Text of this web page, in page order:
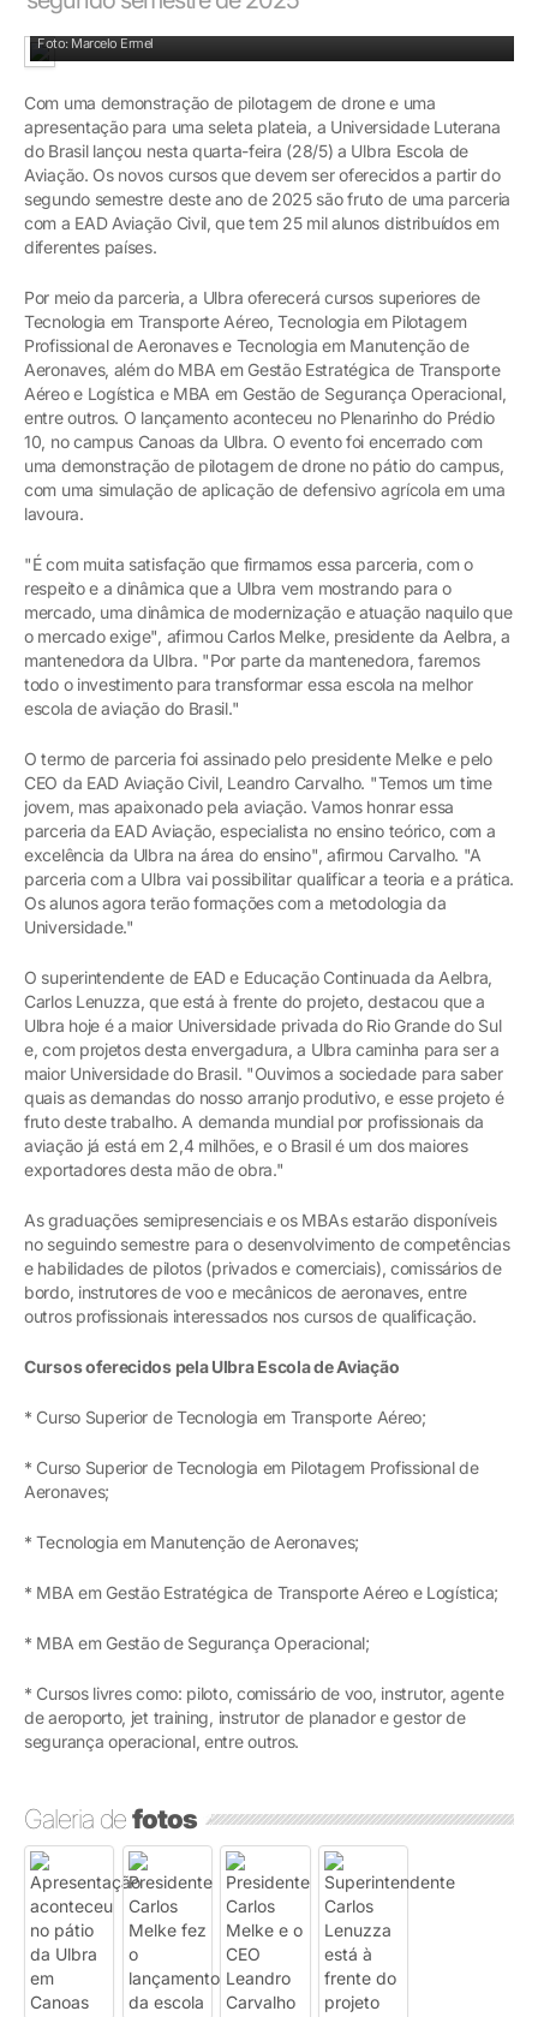
Foto: Marcelo Ermel
Com uma demonstração de pilotagem de drone e uma
apresentação para uma seleta plateia, a Universidade Luterana
do Brasil lançou nesta quarta-feira (28/5) a Ulbra Escola de
Aviação. Os novos cursos que devem ser oferecidos a partir do
segundo semestre deste ano de 2025 são fruto de uma parceria
com a EAD Aviação Civil, que tem 25 mil alunos distribuídos em
diferentes países.
Por meio da parceria, a Ulbra oferecerá cursos superiores de
Tecnologia em Transporte Aéreo, Tecnologia em Pilotagem
Profissional de Aeronaves e Tecnologia em Manutenção de
Aeronaves, além do MBA em Gestão Estratégica de Transporte
Aéreo e Logística e MBA em Gestão de Segurança Operacional,
entre outros. O lançamento aconteceu no Plenarinho do Prédio
10, no campus Canoas da Ulbra. O evento foi encerrado com
uma demonstração de pilotagem de drone no pátio do campus,
com uma simulação de aplicação de defensivo agrícola em uma
lavoura.
"É com muita satisfação que firmamos essa parceria, com o
respeito e a dinâmica que a Ulbra vem mostrando para o
mercado, uma dinâmica de modernização e atuação naquilo que
o mercado exige", afirmou Carlos Melke, presidente da Aelbra, a
mantenedora da Ulbra. "Por parte da mantenedora, faremos
todo o investimento para transformar essa escola na melhor
escola de aviação do Brasil."
O termo de parceria foi assinado pelo presidente Melke e pelo
CEO da EAD Aviação Civil, Leandro Carvalho. "Temos um time
jovem, mas apaixonado pela aviação. Vamos honrar essa
parceria da EAD Aviação, especialista no ensino teórico, com a
excelência da Ulbra na área do ensino", afirmou Carvalho. "A
parceria com a Ulbra vai possibilitar qualificar a teoria e a prática.
Os alunos agora terão formações com a metodologia da
Universidade."
O superintendente de EAD e Educação Continuada da Aelbra,
Carlos Lenuzza, que está à frente do projeto, destacou que a
Ulbra hoje é a maior Universidade privada do Rio Grande do Sul
e, com projetos desta envergadura, a Ulbra caminha para ser a
maior Universidade do Brasil. "Ouvimos a sociedade para saber
quais as demandas do nosso arranjo produtivo, e esse projeto é
fruto deste trabalho. A demanda mundial por profissionais da
aviação já está em 2,4 milhões, e o Brasil é um dos maiores
exportadores desta mão de obra."
As graduações semipresenciais e os MBAs estarão disponíveis
no seguindo semestre para o desenvolvimento de competências
e habilidades de pilotos (privados e comerciais), comissários de
bordo, instrutores de voo e mecânicos de aeronaves, entre
outros profissionais interessados nos cursos de qualificação.
Cursos oferecidos pela Ulbra Escola de Aviação
* Curso Superior de Tecnologia em Transporte Aéreo;
* Curso Superior de Tecnologia em Pilotagem Profissional de
Aeronaves;
* Tecnologia em Manutenção de Aeronaves;
* MBA em Gestão Estratégica de Transporte Aéreo e Logística;
* MBA em Gestão de Segurança Operacional;
* Cursos livres como: piloto, comissário de voo, instrutor, agente
de aeroporto, jet training, instrutor de planador e gestor de
segurança operacional, entre outros.
Galeria defotos